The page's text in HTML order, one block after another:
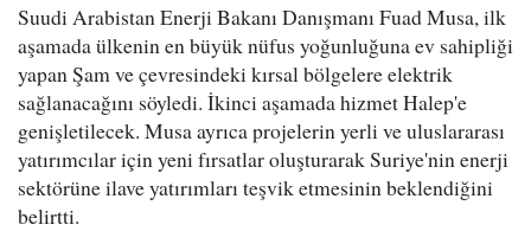
Suudi Arabistan Enerji Bakanı Danışmanı Fuad Musa, ilk
aşamada ülkenin en büyük nüfus yoğunluğuna ev sahipliği
yapan Şam ve çevresindeki kırsal bölgelere elektrik
sağlanacağını söyledi. İkinci aşamada hizmet Halep'e
genişletilecek. Musa ayrıca projelerin yerli ve uluslararası
yatırımcılar için yeni fırsatlar oluşturarak Suriye'nin enerji
sektörüne ilave yatırımları teşvik etmesinin beklendiğini
belirtti.